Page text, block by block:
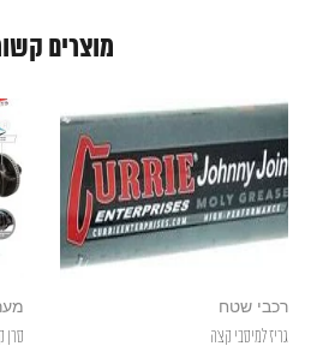
מוצרים
רכבי שטח
גריז למיסבי קצה סרן